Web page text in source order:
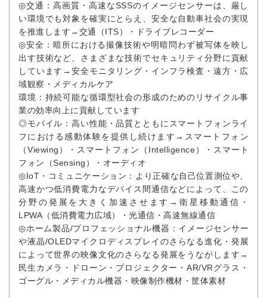
◎交通：高画質・高速なSSSのイメージセンサーは、厳し
い環境でも対象を確実にとらえ、安全な自動車社会の実現
を推進します→交通（ITS）・ドライブレコーダー
◎安全：暗所における撮像技術や明暗問わず被写体を映し
出す技術など、さまざまな技術でセキュリティ分野に貢献
しています→安全モニタリング・インフラ検査・遠方・広
域観察・メディカルケア
環境：持続可能な循環型社会の形成のためのリサイクル事
業の効率向上に貢献しています
◎モバイル：高い性能・品質とともにスマートフォンライ
フにおける感動体験を提供し続けます→スマートフォン
（Viewing）・スマートフォン（Intelligence）・スマート
フォン（Sensing）・オーディオ
◎IoT・コミュニケーション：より正確な自己位置測位や、
高速かつ低消費電力なデバイス間通信などによって、この
分野の発展を大きく加速させます→衛星移動通信・
LPWA（低消費電力広域）・光通信・高速無線通信
◎ホーム製品/プロフェッショナル機器：イメージセンサー
や液晶/OLEDマイクロディスプレイのさらなる進化・発展
によって世界の映像文化のさらなる発展をうながします→
民生カメラ・ドローン・プロジェクター・AR/VRグラス・
ゴーグル・メディカル機器・映像制作機材・筐体素材